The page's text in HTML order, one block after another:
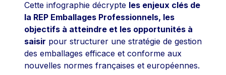
Cette infographie décrypte les enjeux clés de
la REP Emballages Professionnels, les
objectifs à atteindre et les opportunités à
saisir pour structurer une stratégie de gestion
des emballages efficace et conforme aux
nouvelles normes françaises et européennes.